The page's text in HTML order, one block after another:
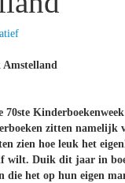
Amstelland
70ste
zitten namelijk
zien hoe leuk het
wilt. Duik dit jaar in
die het op hun eigen